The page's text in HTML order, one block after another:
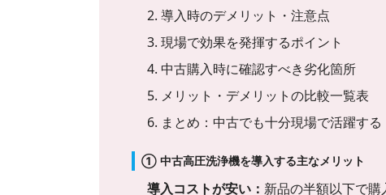
2. 導入時のデメリット・注意点
3. 現場で効果を発揮するポイント
4. 中古購入時に確認すべき劣化箇所
5. メリット・デメリットの比較一覧表
6. まとめ：中古でも十分現場で活躍する
① 中古高圧洗浄機を導入する主なメリット
導入コストが安い：新品の半額以下で購